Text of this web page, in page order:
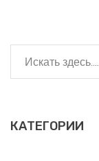
которые
креативность.
КАТЕГОРИИ